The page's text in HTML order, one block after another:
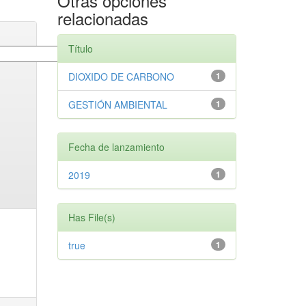
relacionadas
Título
1
DIOXIDO DE CARBONO
1
GESTIÓN AMBIENTAL
Fecha de lanzamiento
1
2019
Has File(s)
1
true